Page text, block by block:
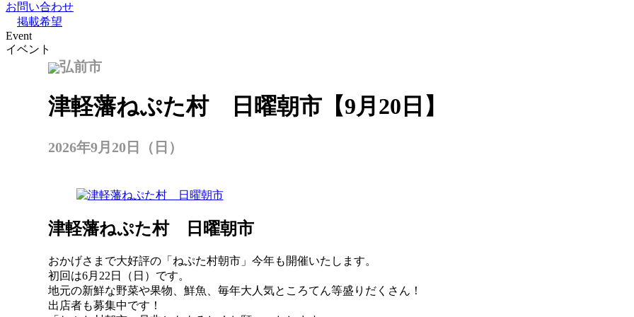
お問い合わせ
掲載希望
Event
イベント
弘前市
津軽藩ねぷた村 日曜朝市【9月20日】
2026年9月20日（日）
津軽藩ねぷた村 日曜朝市
おかげさまで大好評の「ねぷた村朝市」今年も開催いたします。
初回は6月22日（日）です。
地元の新鮮な野菜や果物、鮮魚、毎年大人気ところてん等盛りだくさん！
出店者も募集中です！